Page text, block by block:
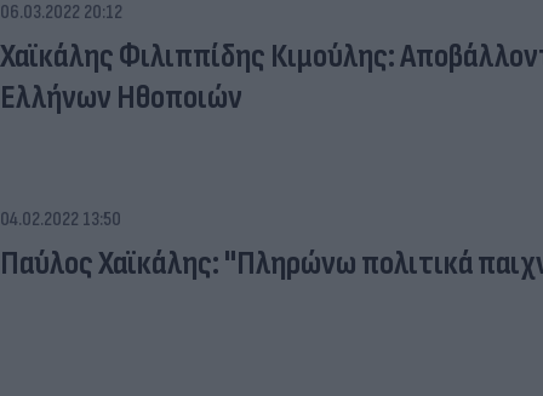
06.03.2022 20:12
Χαϊκάλης Φιλιππίδης Κιμούλης:
Ελλήνων Ηθοποιών
04.02.2022 13:50
Παύλος Χαϊκάλης: "Πληρώνω πολιτικά